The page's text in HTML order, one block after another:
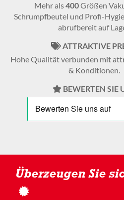
Mehr als400Größen
Schrumpfbeutel und Profi-
abrufbereit auf
ATTRAKTIVE
Hohe Qualität verbunden mit
& Konditionen.
BEWERTEN SIE
Überzeugen Sie